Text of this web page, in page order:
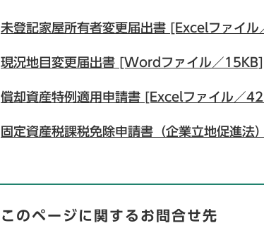
未登記家屋所有者変更届出書 [Excelファイル
現況地目変更届出書 [Wordファイル／15KB]
償却資産特例適用申請書 [Excelファイル／
固定資産税課税免除申請書（企業立地促進
このページに関するお問合せ先